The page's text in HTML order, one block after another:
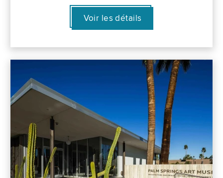
Voir les détails